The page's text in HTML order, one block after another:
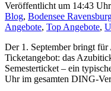
Veröffentlicht um 14:43 Uhr
Blog, Bodensee
Angebote, Top Angebote,
Der 1. September bringt für
Ticketangebot: das
Semesterticket – ein
Uhr im gesamten DING-